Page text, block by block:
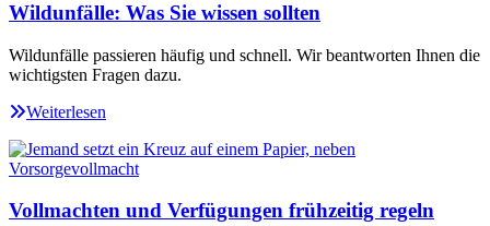
Wildunfälle: Was Sie wissen sollten
Wildunfälle passieren häufig und schnell. Wir beantworten Ihnen die
wichtigsten Fragen dazu.
Weiterlesen
Vollmachten und Verfügungen frühzeitig regeln